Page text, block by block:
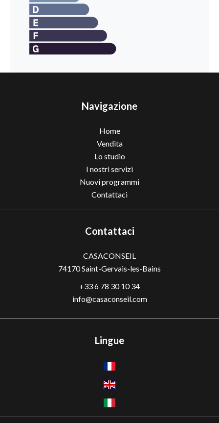
Navigazione
Home
Vendita
Lo studio
I nostri servizi
Nuovi programmi
Contattaci
Contattaci
CASACONSEIL
74170Saint-Gervais-les-Bains
+33 6 78 30 10 34
info@casaconseil.com
Lingue